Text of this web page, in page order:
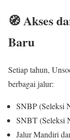
🧭 Akses
Baru
Setiap tahun,
berbagai jalur:
SNBP (Seleksi
SNBT (Seleksi
Jalur Mandiri